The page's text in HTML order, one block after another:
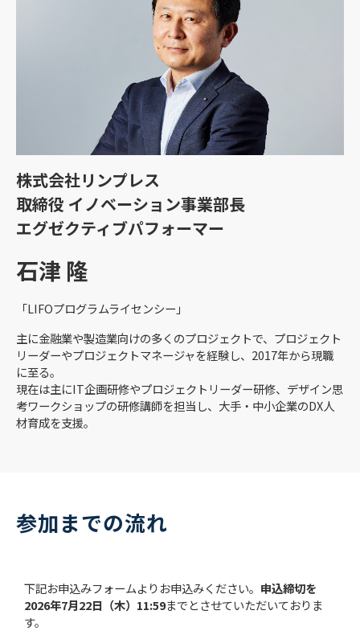
株式会社リンプレス
取締役 イノベーション事業部長
エグゼクティブパフォーマー
石津 隆
「LIFOプログラムライセンシー」
主に金融業や製造業向けの多くのプロジェクトで、プロジェクト
リーダーやプロジェクトマネージャを経験し、2017年から現職
に至る。
現在は主にIT企画研修やプロジェクトリーダー研修、デザイン思
考ワークショップの研修講師を担当し、大手・中小企業のDX人
材育成を支援。
参加までの流れ
下記お申込みフォームよりお申込みください。 申込締切を
2026年7月22日（木）11:59までとさせていただいておりま
す。